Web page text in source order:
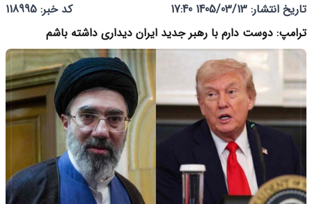
تاریخ انتشار: 1405/03/13 17:40
کد خبر: 118995
ترامپ: دوست دارم با رهبر جدید ایران دیداری داشته باشم